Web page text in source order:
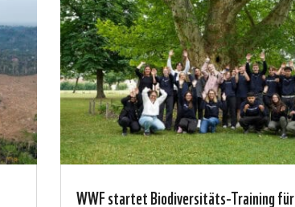
WWF startet Biodiversitäts-Training für